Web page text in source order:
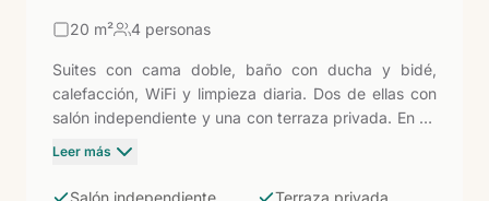
20 m² 4 personas
Suites con cama doble, baño con ducha y bidé,
calefacción, WiFi y limpieza diaria. Dos de ellas con
salón independiente y una con terraza privada. En un
hotel de solo 11 habitaciones en plena naturaleza
intimidad: el salón o la terraza añaden un espacio
Leer más